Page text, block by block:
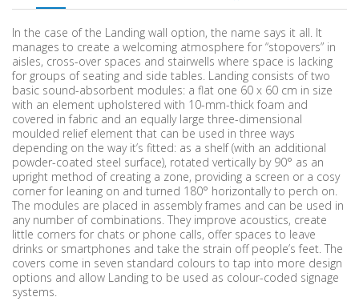
In the case of the Landing wall option, the name says it all. It
manages to create a welcoming atmosphere for “stopovers” in
aisles, cross-over spaces and stairwells where space is lacking
for groups of seating and side tables. Landing consists of two
basic sound-absorbent modules: a flat one 60 x 60 cm in size
with an element upholstered with 10-mm-thick foam and
covered in fabric and an equally large three-dimensional
moulded relief element that can be used in three ways
depending on the way it’s fitted: as a shelf (with an additional
powder-coated steel surface), rotated vertically by 90° as an
upright method of creating a zone, providing a screen or a cosy
corner for leaning on and turned 180° horizontally to perch on.
The modules are placed in assembly frames and can be used in
any number of combinations. They improve acoustics, create
little corners for chats or phone calls, offer spaces to leave
drinks or smartphones and take the strain off people’s feet. The
covers come in seven standard colours to tap into more design
options and allow Landing to be used as colour-coded signage
systems.